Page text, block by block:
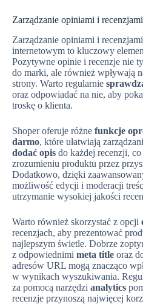
Zarządzanie opiniami i recenzjami
Zarządzanie opiniami i
internetowym to kluczowy
Pozytywne opinie i recenzje nie
do marki, ale również wpływają
strony. Warto regularnie
oraz odpowiadać na nie, aby
troskę o klienta.
Shoper oferuje różne funkcje
darmo, które ułatwiają
dodać opis do każdej recenzji,
zrozumieniu produktu przez
Dodatkowo, dzięki
możliwość edycji i moderacji
utrzymanie wysokiej jakości
Warto również skorzystać z opcji
recenzjach, aby prezentować
najlepszym świetle. Dobrze
z odpowiednimi meta title oraz
adresów URL mogą znacząco
w wynikach wyszukiwania.
za pomocą narzędzi analytics
recenzje przynoszą najwięcej